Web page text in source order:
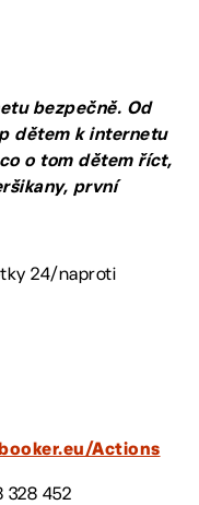
bezpečně. Od
dětem k internetu
o tom dětem říct,
první
24/naproti
Actions
328 452